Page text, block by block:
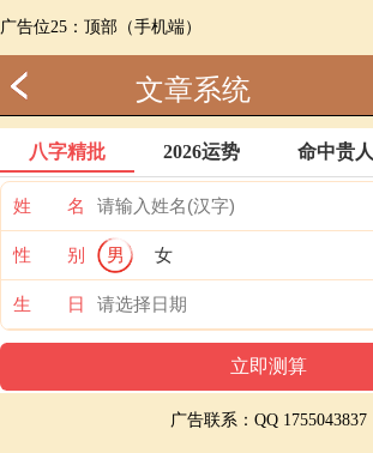
广告位25：顶部（手机端）
文章系统
八字精批 2026运势 命中贵人
姓 名
性 别 男 女
生 日
广告联系：QQ 1755043837